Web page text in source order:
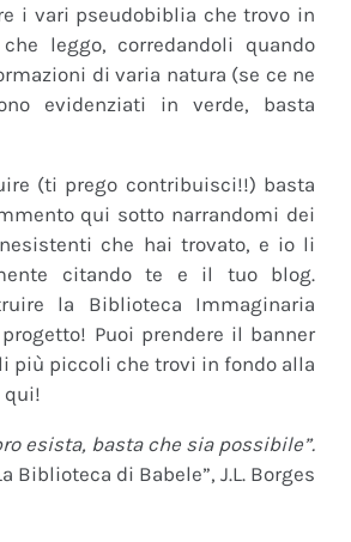
i vari pseudobiblia che trovo in
leggo, corredandoli quando
di varia natura (se ce ne
evidenziati in verde, basta
(ti prego contribuisci!!) basta
qui sotto narrandomi dei
che hai trovato, e io li
citando te e il tuo blog.
la Biblioteca Immaginaria
Puoi prendere il banner
più piccoli che trovi in fondo alla
qui!
esista, basta che sia possibile”.
Biblioteca di Babele”, J.L. Borges